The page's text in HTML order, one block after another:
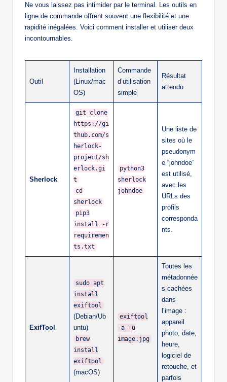
Ne vous laissez pas intimider par le terminal. Les outils en
ligne de commande offrent souvent une flexibilité et une
rapidité inégalées. Voici comment installer et utiliser deux
incontournables.
Outil
Installation
(Linux/mac
OS)
Commande
d’utilisation
simple
Résultat
attendu
Sherlock
git clone
https://gi
thub.com/s
herlock-
project/sh
erlock.gi
t
cd
sherlock
pip3
install -r
requiremen
ts.txt
python3
sherlock
johndoe
Une liste de
sites où le
pseudonym
e “johndoe”
est utilisé,
avec les
URLs des
profils
corresponda
nts.
ExifTool
sudo apt
install
exiftool
(Debian/Ub
untu)
brew
install
exiftool
(macOS)
exiftool
-a -u
image.jpg
Toutes les
métadonnée
s cachées
dans
l’image :
appareil
photo, date,
heure,
logiciel de
retouche, et
parfois